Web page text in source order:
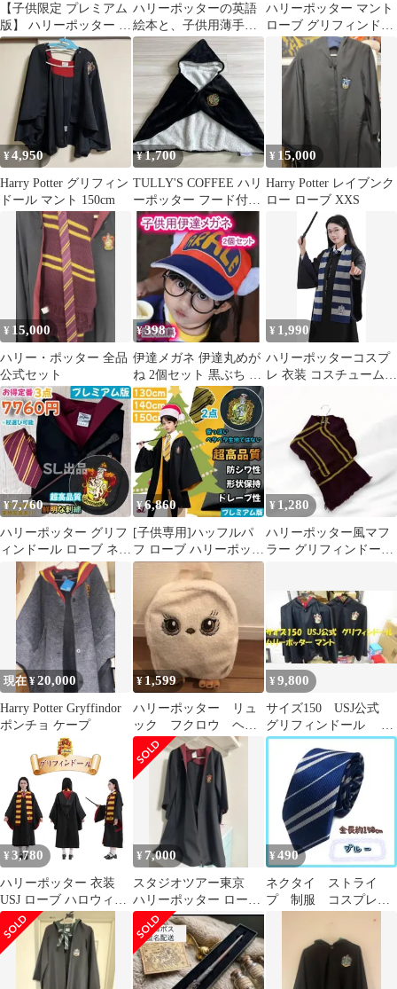
【子供限定 プレミアム
版】 ハリーポッター ⭐️
２点セット⭐️ レイブン
クロー
ハリーポッターの英語
絵本と、子供用薄手の
セーター
ハリーポッター マント
ローブ グリフィンドー
ル 大人用 子ども用 新
品 XL
¥4,950
Harry Potter グリフィン
ドール マント 150cm
¥1,700
TULLY'S COFFEE ハリ
ーポッター フード付き
ブランケット
¥ 15,000
Harry Potter レイブンク
ロー ローブ XXS
¥ 15,000
ハリー・ポッター 全品
公式セット
¥398
伊達メガネ 伊達丸めが
ね 2個セット 黒ぶち め
がね ブラック 子供用
コスプレ
¥ 1,990
ハリーポッターコスプ
レ 衣装 コスチュームス
レゼント コスプレ服 文
から大人までサイズが
あり 変装 仮装 ロー
男女共用レイブンクロ
ー青色即日発送可能
¥7,760
ハリーポッター グリフ
ィンドール ローブ ネク
タイ 杖
¥6,860
[子供専用]ハッフルパ
フ ローブ ハリーポッタ
ー ネクタイ スタジオツ
¥ 1,280
ハリーポッター風マフ
ラー グリフィンドール
現在 ¥20,000
Harry Potter Gryffindor
ポンチョ ケープ
¥1,599
ハリーポッター リュ
ック フクロウ ヘド
ウィグ 仮装 ハロウ
ィン
¥9,800
サイズ150 USJ公式
グリフィンドール ハ
リーポッター マント
¥ 3,780
ハリーポッター 衣装
USJ ローブ ハロウィン
コスプレ セット ハリポ
タ 男女共用 S M L サイ
ズ 仮装 大人 魔法の杖
ホグワーツ グリフィン
ドール ハーマイオニー
¥ 7,000
スタジオツアー東京
ハリーポッター ローブ
グリフィンドール 140
タグ付き
¥ 490
ネクタイ ストライ
プ 制服 コスプレ
入学 卒園 仮装